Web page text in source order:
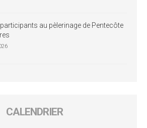
au pèlerinage de Pentecôte
CALENDRIER